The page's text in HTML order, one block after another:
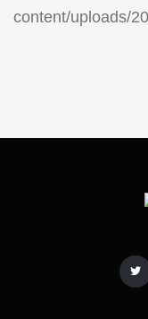
content/uploads/